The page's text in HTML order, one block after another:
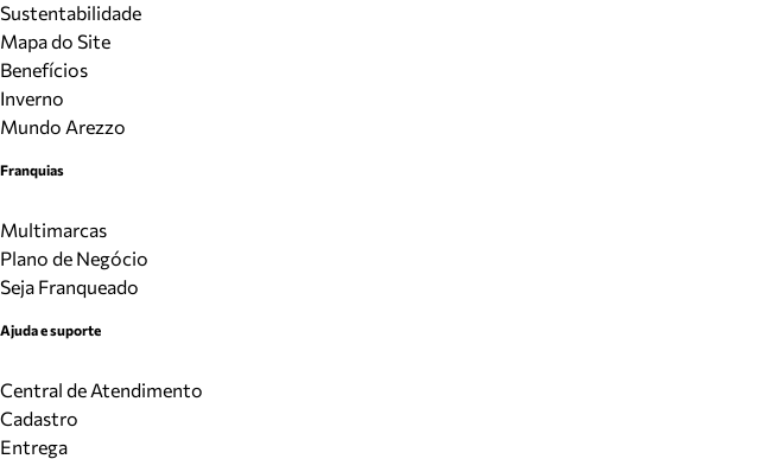
Sustentabilidade
Mapa do Site
Benefícios
Inverno
Mundo Arezzo
Franquias
Multimarcas
Plano de Negócio
Seja Franqueado
Ajuda e suporte
Central de Atendimento
Cadastro
Entrega